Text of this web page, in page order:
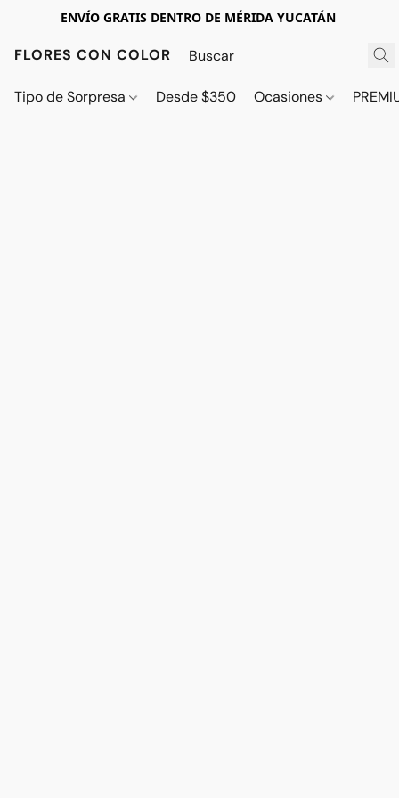
ENVÍO GRATIS DENTRO DE MÉRIDA YUCATÁN
FLORES CON COLOR
Tipo de Sorpresa Desde $350 Ocasiones